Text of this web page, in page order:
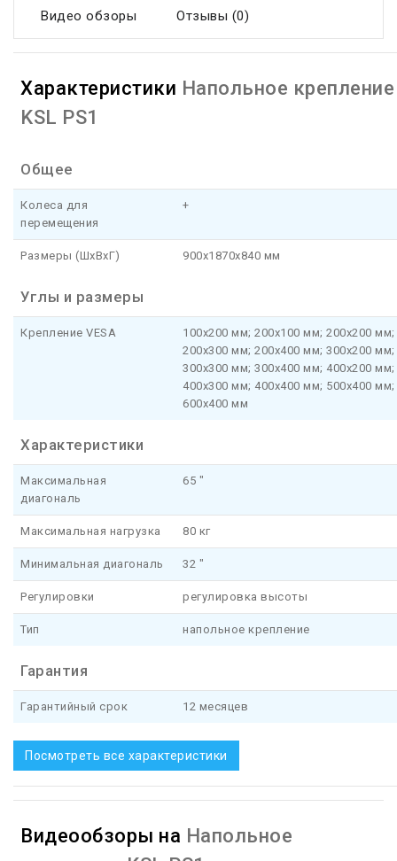
Видео обзоры Отзывы (0)
Характеристики Напольное крепление
KSL PS1
Общее
Колеса для
перемещения
+
Размеры (ШхВхГ) 900х1870х840 мм
Углы и размеры
Крепление VESA
100x200 мм; 200x100 мм; 200x200 мм;
200х300 мм; 200x400 мм; 300x200 мм;
300x300 мм; 300x400 мм; 400x200 мм;
400x300 мм; 400x400 мм; 500x400 мм;
600x400 мм
Характеристики
Максимальная
диагональ
65 "
Максимальная нагрузка 80 кг
Минимальная диагональ 32 "
Регулировки регулировка высоты
Тип напольное крепление
Гарантия
Гарантийный срок 12 месяцев
Посмотреть все характеристики
Видеообзоры на Напольное